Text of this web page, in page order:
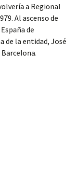
a Regional
Al ascenso de
de
de la entidad, José